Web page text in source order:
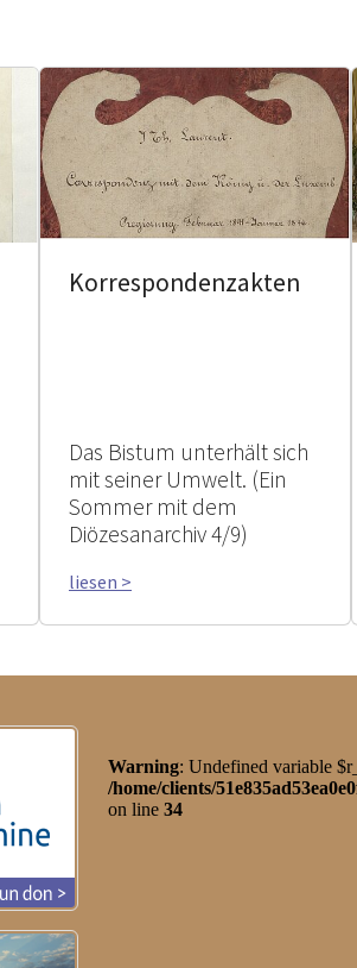
Korrespondenzakten
Das Bistum unterhält sich
mit seiner Umwelt. (Ein
Sommer mit dem
Diözesanarchiv 4/9)
liesen >